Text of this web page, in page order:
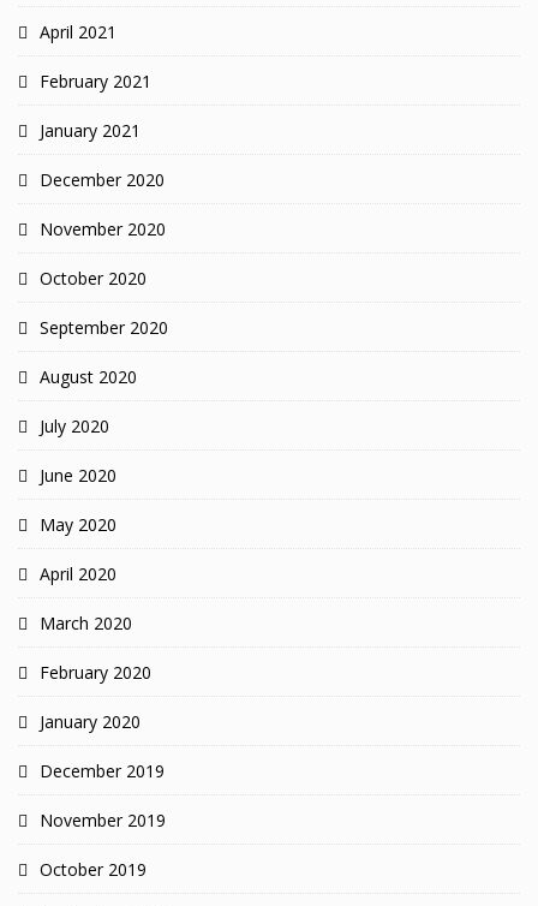
April 2021
February 2021
January 2021
December 2020
November 2020
October 2020
September 2020
August 2020
July 2020
June 2020
May 2020
April 2020
March 2020
February 2020
January 2020
December 2019
November 2019
October 2019